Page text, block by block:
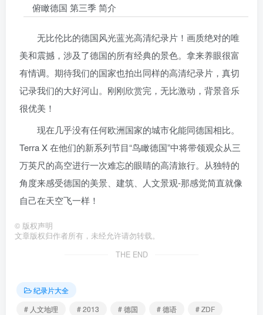
俯瞰德国 第三季 简介
无比伦比的德国风光蓝光高清纪录片！画质绝对的唯
美和震撼，涉及了德国的所有经典的景色。拿来养眼很富
有情调。期待我们的国家也拍出同样的高清纪录片，真切
记录我们的大好河山。刚刚欣赏完，无比激动，背景音乐
很优美！
现在几乎没有任何欧洲国家的城市化能同德国相比。
Terra X 在他们的新系列节目“鸟瞰德国”中将带领观众从三
万英尺的高空进行一次难忘的眼睛的高清旅行。从独特的
角度来感受德国的美景、建筑、人文景观-那感觉简直就像
自己在天空飞一样！
© 版权声明
文章版权归作者所有，未经允许请勿转载。
THE END
纪录片大全
# 人文地理
# 2013 # 德国 # 德语 # ZDF